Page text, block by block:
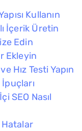
Kullanın
İçerik Üretin
Edin
Ekleyin
Hız Testi Yapın
SEO Nasıl
Hatalar